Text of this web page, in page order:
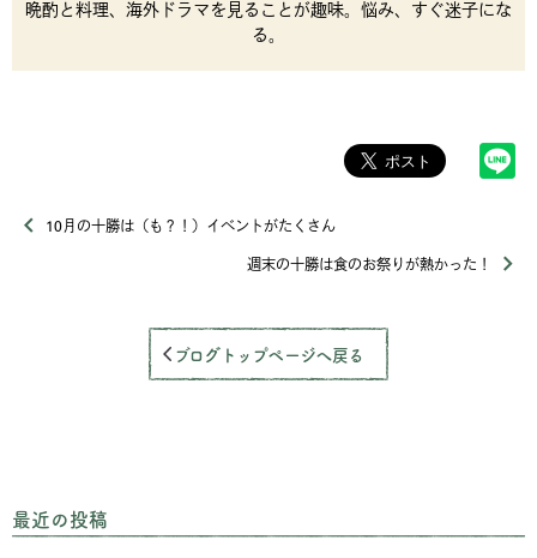
晩酌と料理、海外ドラマを見ることが趣味。悩み、すぐ迷子にな
る。
10月の十勝は（も？！）イベントがたくさん
週末の十勝は食のお祭りが熱かった！
ブログトップページへ戻る
最近の投稿